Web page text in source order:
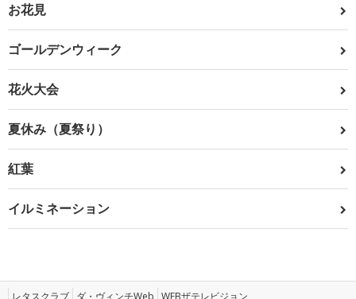
お花見
ゴールデンウィーク
花火大会
夏休み（夏祭り）
紅葉
イルミネーション
レタスクラブ ダ・ヴィンチWeb WEBザテレビジョン